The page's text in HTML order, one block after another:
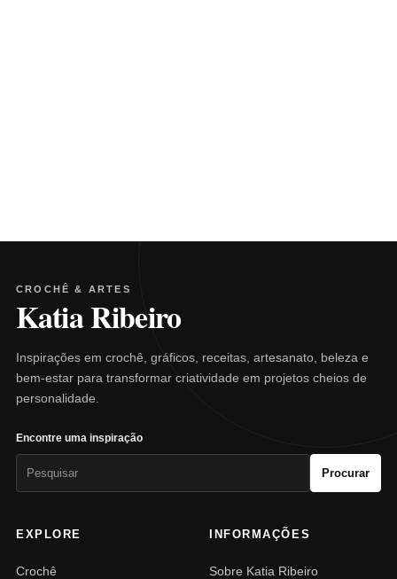
CROCHÊ & ARTES
Katia Ribeiro
Inspirações em crochê, gráficos, receitas, artesanato, beleza e
bem-estar para transformar criatividade em projetos cheios de
personalidade.
Encontre uma inspiração
Procurar
EXPLORE
Crochê
INFORMAÇÕES
Sobre Katia Ribeiro